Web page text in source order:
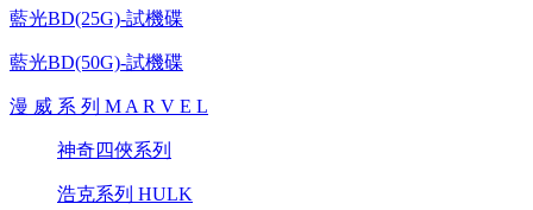
藍光BD(25G)-試機碟
藍光BD(50G)-試機碟
漫 威 系 列 M A R V E L
神奇四俠系列
浩克系列 HULK